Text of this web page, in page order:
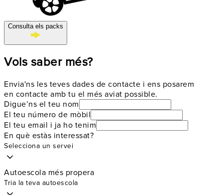
Consulta els packs
Vols saber més?
Envia'ns les teves dades de contacte i ens posarem
en contacte amb tu el més aviat possible.
Digue’ns el teu nom
El teu número de mòbil
El teu email i ja ho tenim
En què estàs interessat?
Selecciona un servei
Autoescola més propera
Tria la teva autoescola